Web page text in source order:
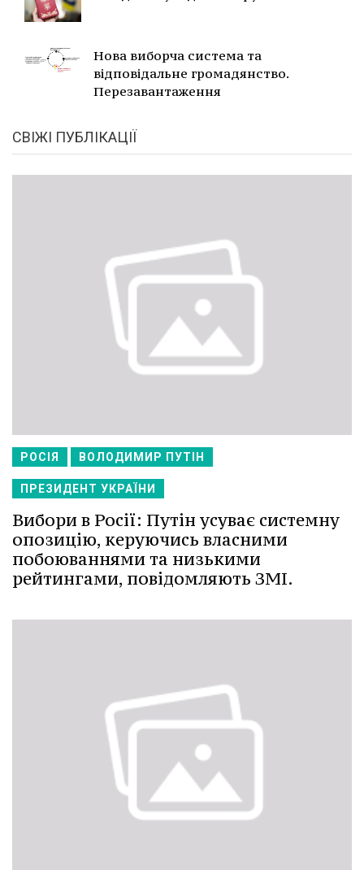
Нова виборча система та
відповідальне громадянство.
Перезавантаження
СВІЖІ ПУБЛІКАЦІЇ
РОСІЯ ВОЛОДИМИР ПУТІН
ПРЕЗИДЕНТ УКРАЇНИ
Вибори в Росії: Путін усуває системну
опозицію, керуючись власними
побоюваннями та низькими
рейтингами, повідомляють ЗМІ.